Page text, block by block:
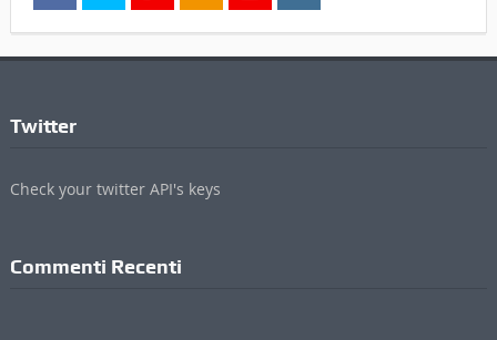
Twitter
Check your twitter API's keys
Commenti Recenti